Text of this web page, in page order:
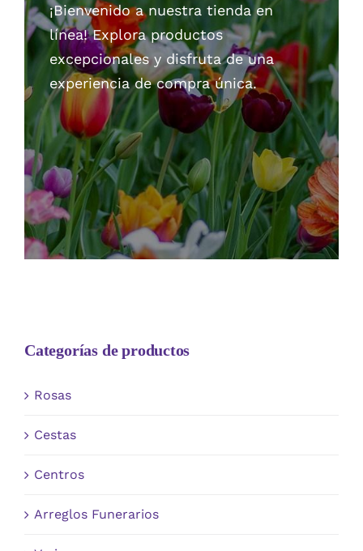
¡Bienvenido a nuestra tienda en
línea! Explora productos
excepcionales y disfruta de una
experiencia de compra única.
Categorías de productos
Rosas
Cestas
Centros
Arreglos Funerarios